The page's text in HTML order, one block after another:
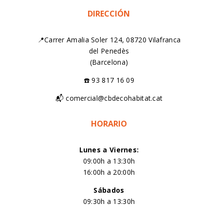
DIRECCIÓN
📍Carrer Amalia Soler 124, 08720 Vilafranca
del Penedès
(Barcelona)
☎️ 93 817 16 09
📬 comercial@cbdecohabitat.cat
HORARIO
Lunes a Viernes:
09:00h a 13:30h
16:00h a 20:00h
Sábados
09:30h a 13:30h